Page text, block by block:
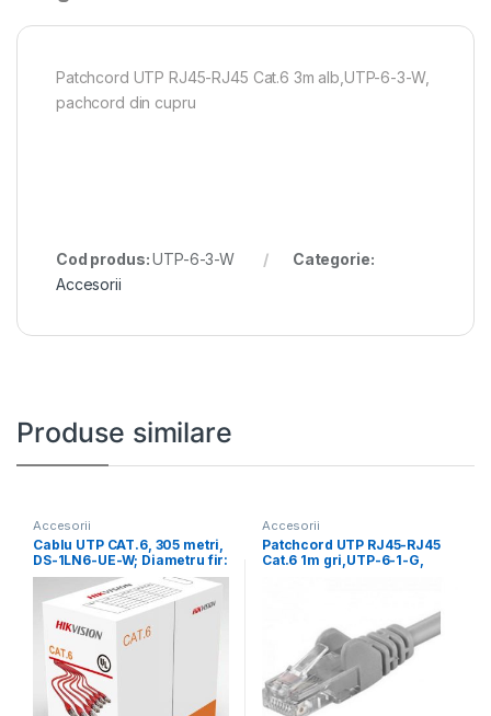
Patchcord UTP RJ45-RJ45 Cat.6 3m alb,UTP-6-3-W,
pachcord din cupru
Cod produs:UTP-6-3-W
Categorie:
Accesorii
Produse similare
Accesorii
Cablu UTP CAT.6, 305 metri,
DS-1LN6-UE-W; Diametru fir:
0.53mm, OFC,
Accesorii
Patchcord UTP RJ45-RJ45
Cat.6 1m gri,UTP-6-1-G,